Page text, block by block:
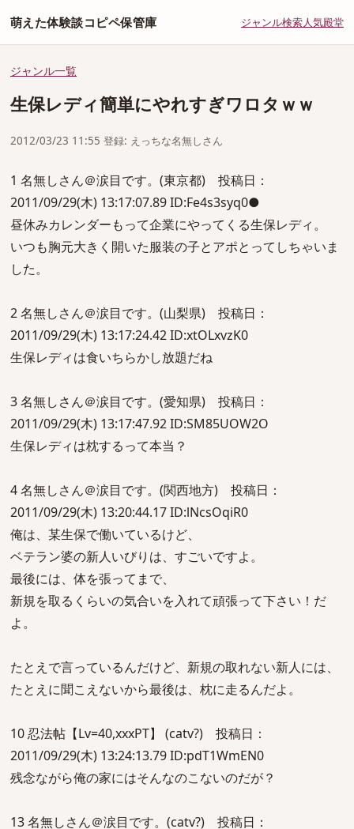
萌えた体験談コピペ保管庫 ジャンル検索人気殿堂
ジャンル一覧
生保レディ簡単にやれすぎワロタｗｗ
2012/03/23 11:55 登録: えっちな名無しさん
1 名無しさん＠涙目です。(東京都) 投稿日：
2011/09/29(木) 13:17:07.89 ID:Fe4s3syq0●
昼休みカレンダーもって企業にやってくる生保レディ。
いつも胸元大きく開いた服装の子とアポとってしちゃいま
した。
2 名無しさん＠涙目です。(山梨県) 投稿日：
2011/09/29(木) 13:17:24.42 ID:xtOLxvzK0
生保レディは食いちらかし放題だね
3 名無しさん＠涙目です。(愛知県) 投稿日：
2011/09/29(木) 13:17:47.92 ID:SM85UOW2O
生保レディは枕するって本当？
4 名無しさん＠涙目です。(関西地方) 投稿日：
2011/09/29(木) 13:20:44.17 ID:lNcsOqiR0
俺は、某生保で働いているけど、
ベテラン婆の新人いびりは、すごいですよ。
最後には、体を張ってまで、
新規を取るくらいの気合いを入れて頑張って下さい！だ
よ。
たとえで言っているんだけど、新規の取れない新人には、
たとえに聞こえないから最後は、枕に走るんだよ。
10 忍法帖【Lv=40,xxxPT】 (catv?) 投稿日：
2011/09/29(木) 13:24:13.79 ID:pdT1WmEN0
残念ながら俺の家にはそんなのこないのだが？
13 名無しさん＠涙目です。(catv?) 投稿日：